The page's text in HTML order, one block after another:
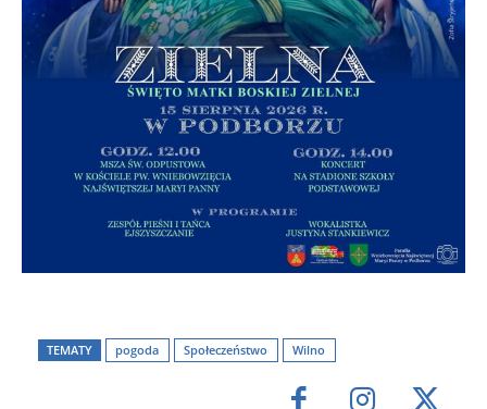
TEMATY pogoda Społeczeństwo Wilno